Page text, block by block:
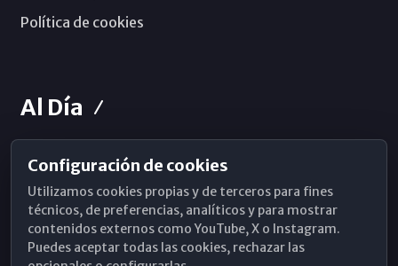
Política de cookies
Al Día
Horarios de Misa
Hemeroteca
WhatsApp
Configuración de cookies
Utilizamos cookies propias y de terceros para fines
técnicos, de preferencias, analíticos y para mostrar
contenidos externos como YouTube, X o Instagram.
Puedes aceptar todas las cookies, rechazar las